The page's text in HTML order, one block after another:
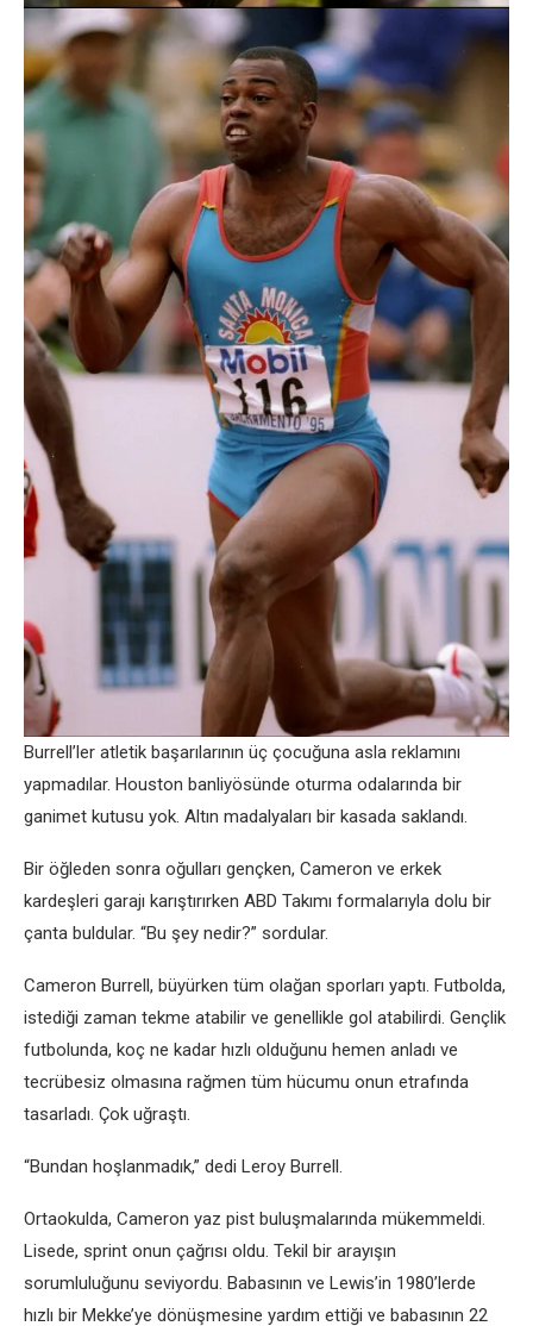
Burrell’ler atletik başarılarının üç çocuğuna asla reklamını
yapmadılar. Houston banliyösünde oturma odalarında bir
ganimet kutusu yok. Altın madalyaları bir kasada saklandı.
Bir öğleden sonra oğulları gençken, Cameron ve erkek
kardeşleri garajı karıştırırken ABD Takımı formalarıyla dolu bir
çanta buldular. “Bu şey nedir?” sordular.
Cameron Burrell, büyürken tüm olağan sporları yaptı. Futbolda,
istediği zaman tekme atabilir ve genellikle gol atabilirdi. Gençlik
futbolunda, koç ne kadar hızlı olduğunu hemen anladı ve
tecrübesiz olmasına rağmen tüm hücumu onun etrafında
tasarladı. Çok uğraştı.
“Bundan hoşlanmadık,” dedi Leroy Burrell.
Ortaokulda, Cameron yaz pist buluşmalarında mükemmeldi.
Lisede, sprint onun çağrısı oldu. Tekil bir arayışın
sorumluluğunu seviyordu. Babasının ve Lewis’in 1980’lerde
hızlı bir Mekke’ye dönüşmesine yardım ettiği ve babasının 22